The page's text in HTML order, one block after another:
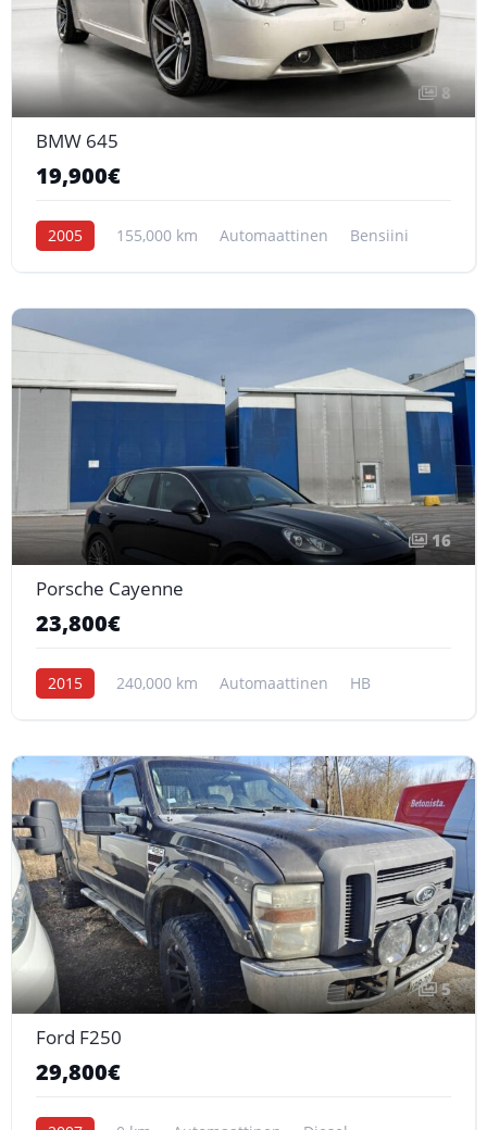
8
BMW 645
19,900€
2005 155,000 km Automaattinen Bensiini
16
Porsche Cayenne
23,800€
2015 240,000 km Automaattinen HB
5
Ford F250
29,800€